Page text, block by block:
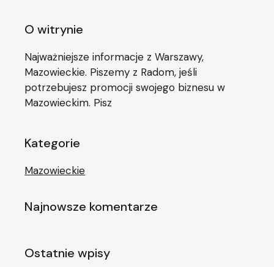
O witrynie
Najważniejsze informacje z Warszawy,
Mazowieckie. Piszemy z Radom, jeśli
potrzebujesz promocji swojego biznesu w
Mazowieckim. Pisz
Kategorie
Mazowieckie
Najnowsze komentarze
Ostatnie wpisy